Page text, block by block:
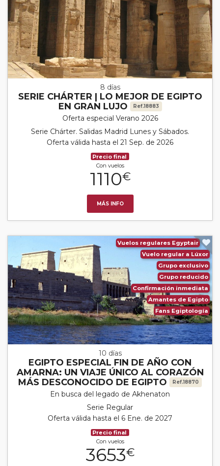
8 días
SERIE CHÁRTER | LO MEJOR DE EGIPTO
EN GRAN LUJO
Ref.18883
Oferta especial Verano 2026
Serie Chárter. Salidas Madrid Lunes y Sábados.
Oferta válida hasta el 21 Sep. de 2026
Precio final
Con vuelos
1110€
MÁS INFO
Vuelos regulares Egyptair
Vuelo regular a Lúxor
Grupo exclusivo
Grupo reducido
Confirmación inmediata
Amantes de Egipto
Fans Egiptología
10 días
EGIPTO ESPECIAL FIN DE AÑO CON
AMARNA: UN VIAJE ÚNICO AL CORAZÓN
MÁS DESCONOCIDO DE EGIPTO
Ref.18870
En busca del legado de Akhenaton
Serie Regular
Oferta válida hasta el 6 Ene. de 2027
Precio final
Con vuelos
3653€